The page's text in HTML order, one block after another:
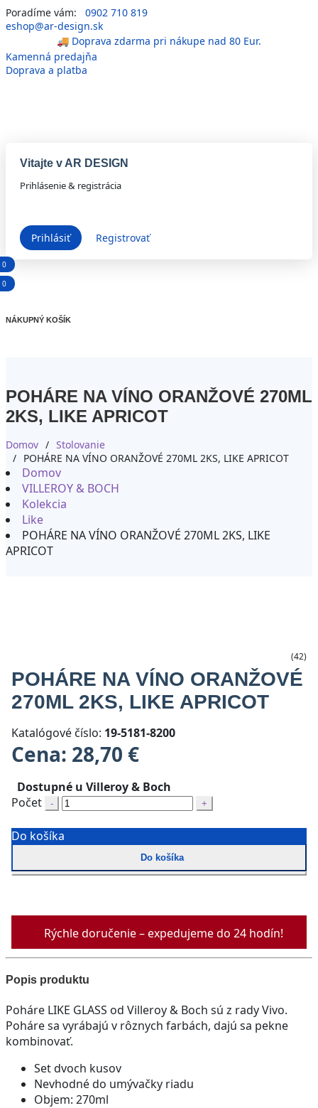
Poradíme vám:
0902 710 819
eshop@ar-design.sk
🚚 Doprava zdarma pri nákupe nad 80 Eur.
🏪 Spoľahlivý obchod od roku 2014.
Kamenná predajňa
Doprava a platba
Vitajte v AR DESIGN
Prihlásenie & registrácia
Prihlásiť Registrovať
0
0
NÁKUPNÝ KOŠÍK
POHÁRE NA VÍNO ORANŽOVÉ 270ML
2KS, LIKE APRICOT
Domov
Stolovanie
POHÁRE NA VÍNO ORANŽOVÉ 270ML 2KS, LIKE APRICOT
Domov
VILLEROY & BOCH
Kolekcia
Like
POHÁRE NA VÍNO ORANŽOVÉ 270ML 2KS, LIKE
APRICOT
(42)
POHÁRE NA VÍNO ORANŽOVÉ
270ML 2KS, LIKE APRICOT
Katalógové číslo: 19-5181-8200
Cena: 28,70 €
Dostupné u Villeroy & Boch
Počet
Do košíka
Do košíka
Rýchle doručenie – expedujeme do 24 hodín!
Popis produktu
Poháre LIKE GLASS od Villeroy & Boch sú z rady Vivo.
Poháre sa vyrábajú v rôznych farbách, dajú sa pekne
kombinovať.
Set dvoch kusov
Nevhodné do umývačky riadu
Objem: 270ml